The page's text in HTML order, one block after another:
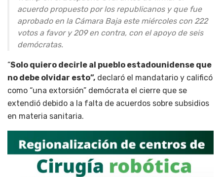
acuerdo propuesto por los republicanos y que fue
aprobado en la Cámara Baja este miércoles con 222
votos a favor y 209 en contra, con el apoyo de seis
demócratas.
“Solo quiero decirle al pueblo estadounidense que
no debe olvidar esto”, declaró el mandatario y calificó
como “una extorsión” demócrata el cierre que se
extendió debido a la falta de acuerdos sobre subsidios
en materia sanitaria.